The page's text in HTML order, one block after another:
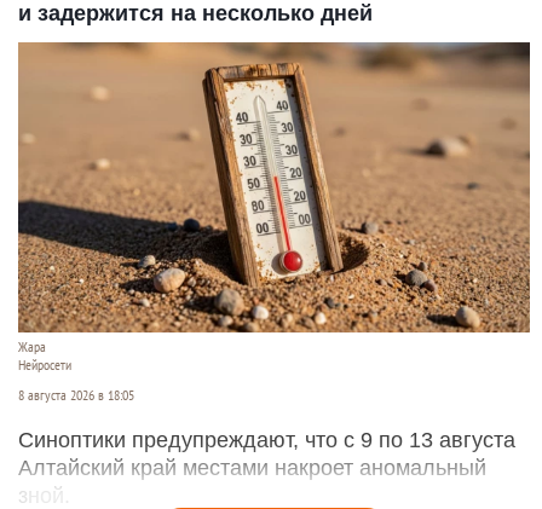
и задержится на несколько дней
Жара
Нейросети
8 августа 2026 в 18:05
Синоптики предупреждают, что с 9 по 13 августа
Алтайский край местами накроет аномальный
зной.